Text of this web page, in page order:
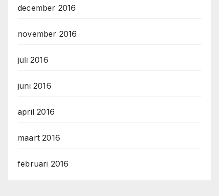
december 2016
november 2016
juli 2016
juni 2016
april 2016
maart 2016
februari 2016